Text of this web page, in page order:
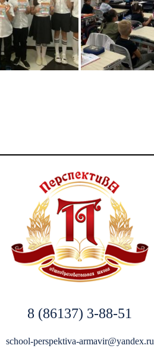
8 (86137) 3-88-51
school-perspektiva-armavir@yandex.ru